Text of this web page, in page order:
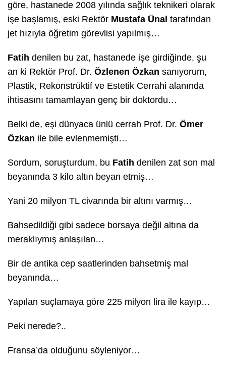
göre, hastanede 2008 yılında sağlık teknikeri olarak
işe başlamış, eski Rektör Mustafa Ünal tarafından
jet hızıyla öğretim görevlisi yapılmış…
Fatih denilen bu zat, hastanede işe girdiğinde, şu
an ki Rektör Prof. Dr. Özlenen Özkan sanıyorum,
Plastik, Rekonstrüktif ve Estetik Cerrahi alanında
ihtisasını tamamlayan genç bir doktordu…
Belki de, eşi dünyaca ünlü cerrah Prof. Dr. Ömer
Özkan ile bile evlenmemişti…
Sordum, soruşturdum, bu Fatih denilen zat son mal
beyanında 3 kilo altın beyan etmiş…
Yani 20 milyon TL civarında bir altını varmış…
Bahsedildiği gibi sadece borsaya değil altına da
meraklıymış anlaşılan…
Bir de antika cep saatlerinden bahsetmiş mal
beyanında…
Yapılan suçlamaya göre 225 milyon lira ile kayıp…
Peki nerede?..
Fransa’da olduğunu söyleniyor…